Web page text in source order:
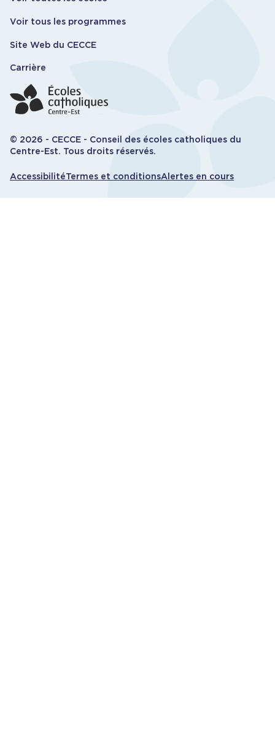
Voir tous les programmes
Site Web du CECCE
Carrière
© 2026 - CECCE - Conseil des écoles catholiques du
Centre-Est. Tous droits réservés.
Informations
AccessibilitéTermes et conditionsAlertes en cours